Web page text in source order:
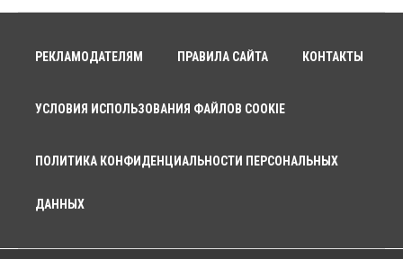
строить по концессии
Общество
муниципальное имущество в Новосибирске
09 Августа 2026, 15:00
Общество
Пассажиру самолёта Хабаровск — Новосибирск
09 Августа 2026, 14:30
РЕКЛАМОДАТЕЛЯМ ПРАВИЛА САЙТА КОНТАКТЫ
УСЛОВИЯ ИСПОЛЬЗОВАНИЯ ФАЙЛОВ COOKIE
ПОЛИТИКА КОНФИДЕНЦИАЛЬНОСТИ ПЕРСОНАЛЬНЫХ
ДАННЫХ